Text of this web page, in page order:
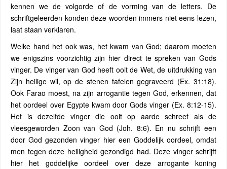
kennen we de volgorde of de vorming van de letters. De
schriftgeleerden konden deze woorden immers niet eens lezen,
laat staan ​​verklaren.
Welke hand het ook was, het kwam van God; daarom moeten
we enigszins voorzichtig zijn hier direct te spreken van Gods
vinger. De vinger van God heeft ooit de Wet, de uitdrukking van
Zijn heilige wil, op de stenen tafelen gegraveerd (Ex. 31:18).
Ook Farao moest, na zijn arrogantie tegen God, erkennen, dat
het oordeel over Egypte kwam door Gods vinger (Ex. 8:12-15).
Het is dezelfde vinger die ooit op aarde schreef als de
vleesgeworden Zoon van God (Joh. 8:6). En nu schrijft een
door God gezonden vinger hier een Goddelijk oordeel, omdat
men tegen deze heiligheid gezondigd had. Deze vinger schrijft
hier het goddelijke oordeel over deze arrogante koning